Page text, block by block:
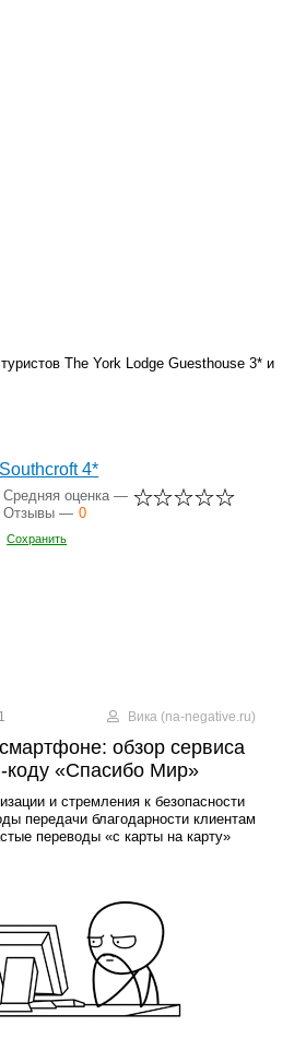
The York Lodge Guesthouse 3* и
Southcroft 4*
Средняя оценка —
Отзывы — 0
Сохранить
Вика (na-negative.ru)
обзор сервиса
коду «Спасибо Мир»
и стремления к безопасности
передачи благодарности клиентам
переводы «с карты на карту»